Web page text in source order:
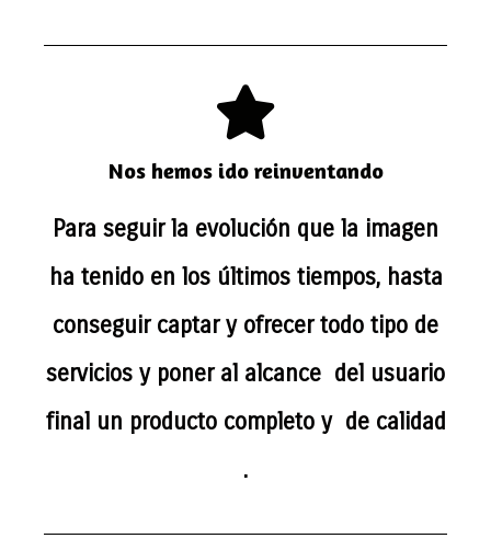
Nos hemos ido reinventando
Para seguir la evolución que la imagen
ha tenido en los últimos tiempos, hasta
conseguir captar y ofrecer todo tipo de
servicios y poner al alcance del usuario
final un producto completo y de calidad
.